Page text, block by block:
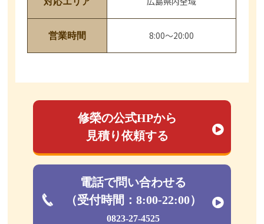
営業時間 8:00～20:00
修榮の公式HPから
見積り依頼する
電話で問い合わせる
（受付時間：8:00-22:00）
0823-27-4525